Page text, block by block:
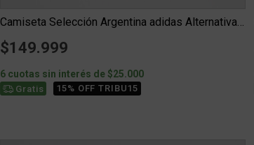
Camiseta Selección Argentina adidas Alternativa 26 Hombre
$149.999
6 cuotas sin interés de $25.000
Gratis 15% OFF TRIBU15